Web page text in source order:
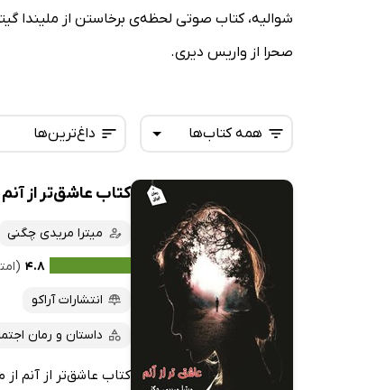
شوالیه، کتاب صوتی لحظه‌ی برخاستن از ملیندا
صحرا از واریس دیری.
داغ‌ترین‌ها
تازه‌ها
داغ‌ترین‌ها
پربحث‌ها
ارزان ترین‌ها
همه کتاب‌ها
همه کتاب‌ها
کتاب‌های صوتی
کتاب‌های متنی
کتاب عاشق‌تر از آنم
میترا مریدی چگنی
۴.۸ (امتیاز
انتشارات آراکو
داستان و رمان
کتاب عاشق‌تر از آنم از